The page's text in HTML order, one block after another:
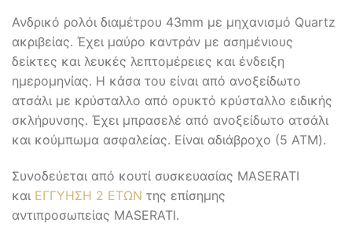
Ανδρικό ρολόι διαμέτρου 43mm με μηχανισμό Quartz
ακριβείας. Έχει μαύρο καντράν με ασημένιους
δείκτες και λευκές λεπτομέρειες και ένδειξη
ημερομηνίας. Η κάσα του είναι από ανοξείδωτο
ατσάλι με κρύσταλλο από ορυκτό κρύσταλλο ειδικής
σκλήρυνσης. Έχει μπρασελέ από ανοξείδωτο ατσάλι
και κούμπωμα ασφαλείας. Είναι αδιάβροχο (5 ATM).
Συνοδεύεται από κουτί συσκευασίας MASERATI
και ΕΓΓΥΗΣΗ 2 ΕΤΩΝ της επίσημης
αντιπροσωπείας MASERATI.